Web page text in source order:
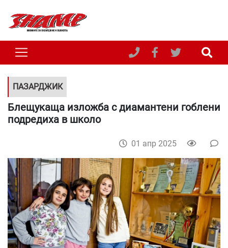
ПАЗАРДЖИК
Блещукаща изложба с диамантени гоблени
подредиха в школо
01 апр 2025